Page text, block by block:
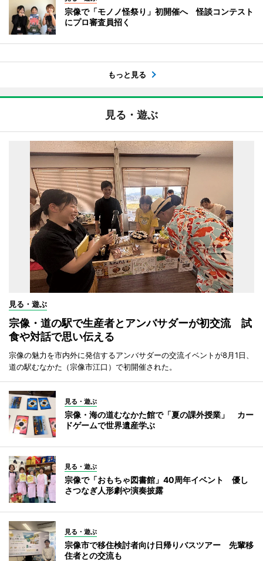
宗像で「モノノ怪祭り」初開催へ 怪談コンテスト
にプロ審査員招く
もっと見る
見る・遊ぶ
見る・遊ぶ
宗像・道の駅で生産者とアンバサダーが初交流 試
食や対話で思い伝える
宗像の魅力を市内外に発信するアンバサダーの交流イベントが8月1日、
道の駅むなかた（宗像市江口）で初開催された。
見る・遊ぶ
宗像・海の道むなかた館で「夏の課外授業」 カー
ドゲームで世界遺産学ぶ
見る・遊ぶ
宗像で「おもちゃ図書館」40周年イベント 優し
さつなぎ人形劇や演奏披露
見る・遊ぶ
宗像市で移住検討者向け日帰りバスツアー 先輩移
住者との交流も